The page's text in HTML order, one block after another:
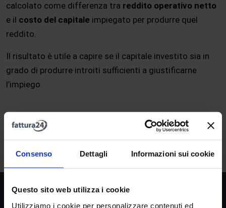
Consenso Dettagli Informazioni sui cookie
Questo sito web utilizza i cookie
Utilizziamo i cookie per personalizzare contenuti ed
calcolato come differenza tra reddito operativo netto
e il costo del capitale impiegato per produrre quel
reddito.
Il risultato è utile a capire se il capitale investito sia in
grado di produrre introiti sufficienti a giustificarne
l’impiego.
A B C J K L
N
O P Q R S T U V W X Y Z
Società